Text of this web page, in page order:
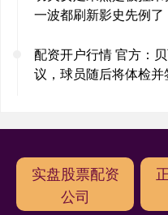
一波都刷新影史先例了
配资开户行情 官方：
议，球员随后将体检并
实盘股票配资
公司